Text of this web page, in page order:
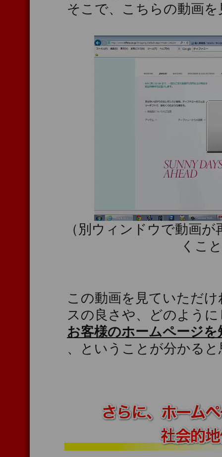
そこで、こちらの動画
（別ウィンドウで動画
くこ
この動画を見ていただ
スの良さや、どのよう
お客様のホームページ
、ということが分かる